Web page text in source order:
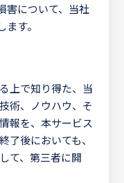
害について、当社
す。
上で知り得た、当
術、ノウハウ、そ
報を、本サービス
了後においても、
て、第三者に開